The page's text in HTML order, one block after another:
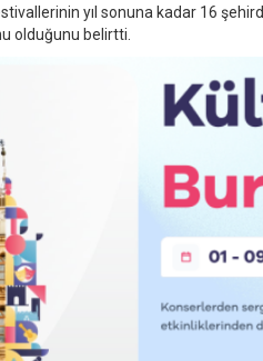
yıl sonuna kadar 16
olduğunu belirtti.